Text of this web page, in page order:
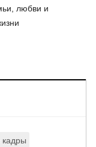
любви и
кадры